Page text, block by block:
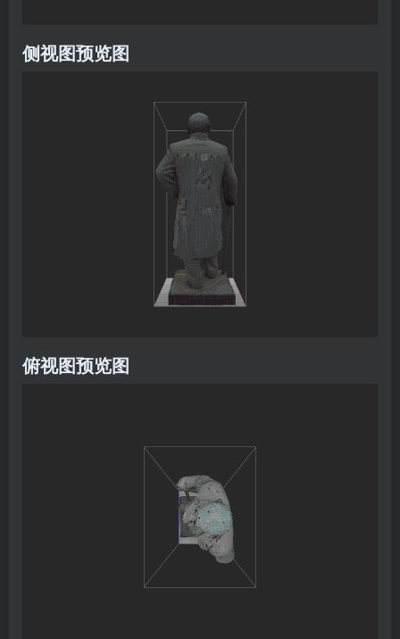
侧视图预览图
俯视图预览图